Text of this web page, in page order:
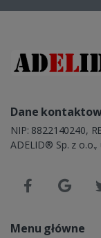
Dane
NIP: 8822140240,
ADELID® Sp. z
Menu główne